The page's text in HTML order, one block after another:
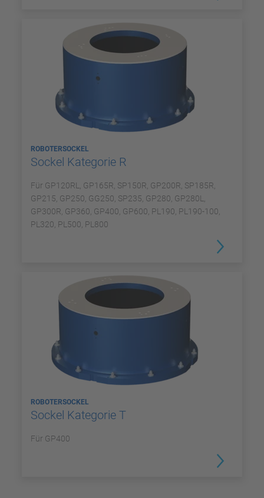
ROBOTERSOCKEL
Sockel Kategorie R
Für GP120RL, GP165R, SP150R, GP200R, SP185R,
GP215, GP250, GG250, SP235, GP280, GP280L,
GP300R, GP360, GP400, GP600, PL190, PL190-100,
PL320, PL500, PL800
ROBOTERSOCKEL
Sockel Kategorie T
Für GP400